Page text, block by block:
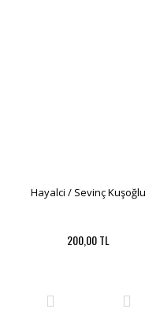
Hayalci / Sevinç Kuşoğlu
200,00 TL